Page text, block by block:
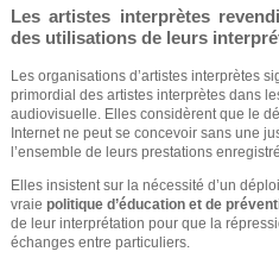
Les artistes interprètes
des utilisations de leurs
Les organisations d’artistes interprètes
primordial des artistes interprètes dans
audiovisuelle. Elles considèrent que le
Internet ne peut se concevoir sans une
l’ensemble de leurs prestations
Elles insistent sur la nécessité d’un
vraie politique d’éducation et de
de leur interprétation pour que la
échanges entre particuliers.